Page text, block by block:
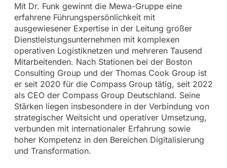
Mit Dr. Funk gewinnt die Mewa-Gruppe eine
erfahrene Führungspersönlichkeit mit
ausgewiesener Expertise in der Leitung großer
Dienstleistungsunternehmen mit komplexen
operativen Logistiknetzen und mehreren Tausend
Mitarbeitenden. Nach Stationen bei der Boston
Consulting Group und der Thomas Cook Group ist
er seit 2020 für die Compass Group tätig, seit 2022
als CEO der Compass Group Deutschland. Seine
Stärken liegen insbesondere in der Verbindung von
strategischer Weitsicht und operativer Umsetzung,
verbunden mit internationaler Erfahrung sowie
hoher Kompetenz in den Bereichen Digitalisierung
und Transformation.